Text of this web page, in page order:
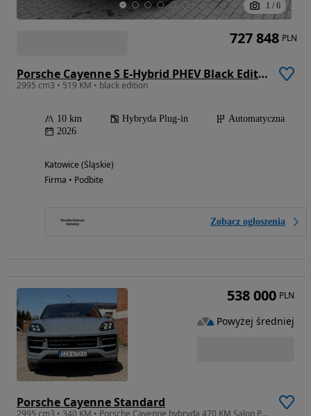
1 / 6
Porsche Cayenne S E-Hybrid PHEV Black Edition
2995 cm3 • 519 KM • black edition
10 km Hybryda Plug-in
Automatyczna
2026
Katowice (Śląskie)
Firma • Podbite
Zobacz ogłoszenia
727 848 PLN
Porsche Cayenne Standard
2995 cm3 • 340 KM • Porsche Cayenne hybryda 470 KM Salon PL nowe fakt VAT 23%
538 000 PLN
Powyżej średniej